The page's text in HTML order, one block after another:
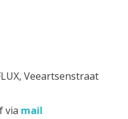
Veeartsenstraat
via mail